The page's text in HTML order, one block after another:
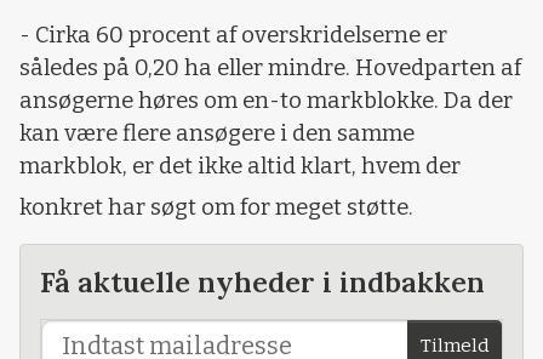
- Cirka 60 procent af overskridelserne er
således på 0,20 ha eller mindre. Hovedparten af
ansøgerne høres om en-to markblokke. Da der
kan være flere ansøgere i den samme
markblok, er det ikke altid klart, hvem der
konkret har søgt om for meget støtte.
Få aktuelle nyheder i indbakken
Tilmeld